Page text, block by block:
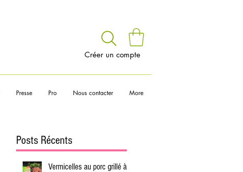
Créer un compte
Presse Pro Nous contacter More
Posts Récents
Vermicelles au porc grillé à